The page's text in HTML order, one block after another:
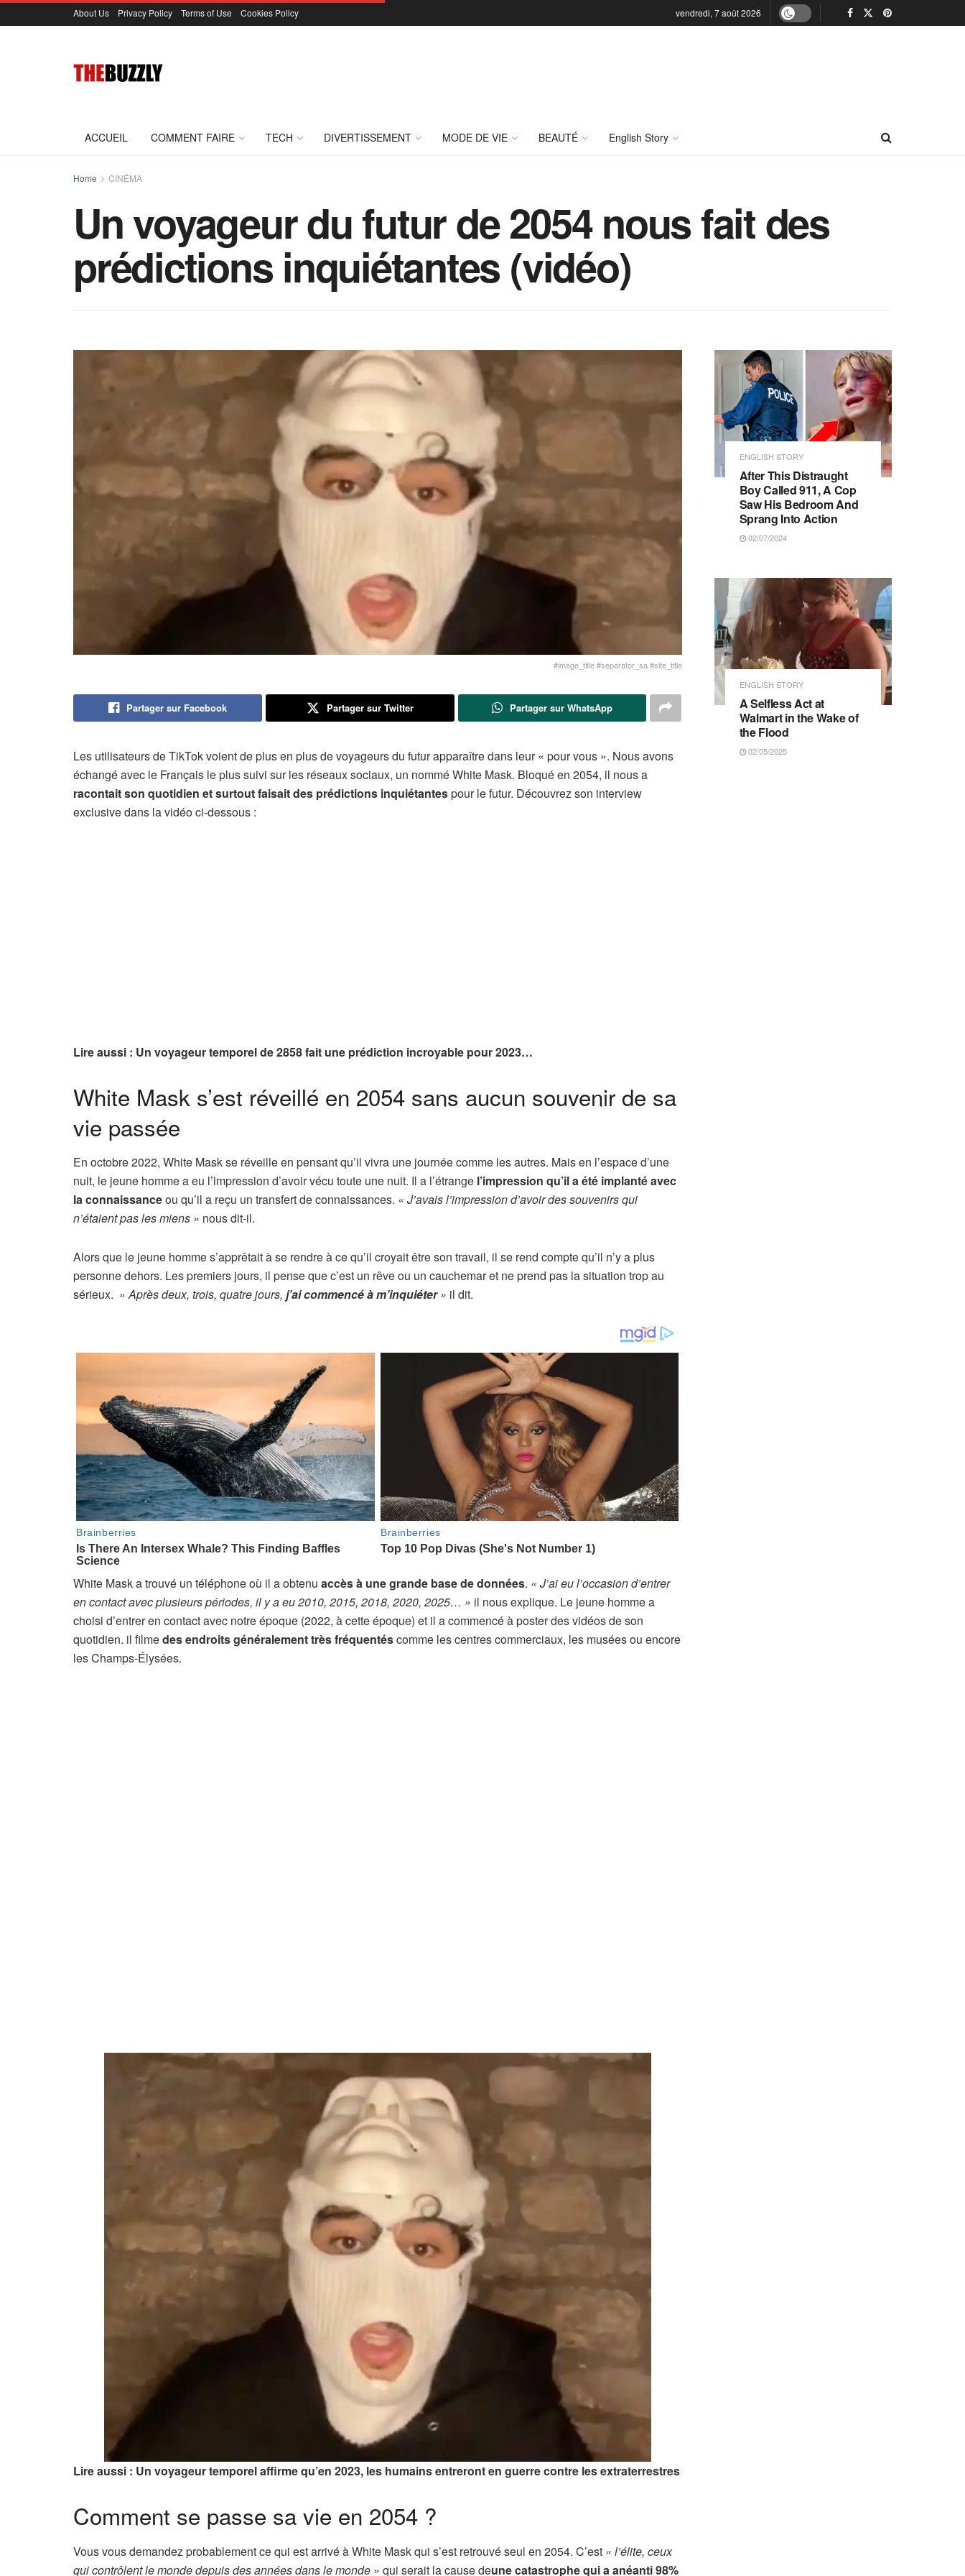
About Us Privacy Policy Terms of Use Cookies Policy vendredi, 7 août 2026
ACCUEIL COMMENT FAIRE TECH DIVERTISSEMENT MODE DE VIE BEAUTÉ English Story
Home CINÉMA
Un voyageur du futur de 2054 nous fait des
prédictions inquiétantes (vidéo)
#image_title #separator_sa #site_title
Partager sur Facebook Partager sur Twitter Partager sur WhatsApp
Les utilisateurs de TikTok voient de plus en plus de voyageurs du futur apparaître dans leur « pour vous ». Nous avons
échangé avec le Français le plus suivi sur les réseaux sociaux, un nommé White Mask. Bloqué en 2054, il nous a
racontait son quotidien et surtout faisait des prédictions inquiétantespour le futur. Découvrez son interview
exclusive dans la vidéo ci-dessous :
Lire aussi : Un voyageur temporel de 2858 fait une prédiction incroyable pour 2023…
White Mask s’est réveillé en 2054 sans aucun souvenir de sa
vie passée
En octobre 2022, White Mask se réveille en pensant qu’il vivra une journée comme les autres. Mais en l’espace d’une
nuit, le jeune homme a eu l’impression d’avoir vécu toute une nuit. Il a l’étrange l’impression qu’il a été implanté avec
la connaissanceou qu’il a reçu un transfert de connaissances. « J’avais l’impression d’avoir des souvenirs qui
n’étaient pas les miens » nous dit-il.
Alors que le jeune homme s’apprêtait à se rendre à ce qu’il croyait être son travail, il se rend compte qu’il n’y a plus
personne dehors. Les premiers jours, il pense que c’est un rêve ou un cauchemar et ne prend pas la situation trop au
sérieux. »Après deux, trois, quatre jours, j’ai commencé à m’inquiéter» il dit.
White Mask a trouvé un téléphone où il a obtenu accès à une grande base de données. « J’ai eu l’occasion d’entrer
en contact avec plusieurs périodes, il y a eu 2010, 2015, 2018, 2020, 2025… » il nous explique. Le jeune homme a
choisi d’entrer en contact avec notre époque (2022, à cette époque) et il a commencé à poster des vidéos de son
quotidien. il filmedes endroits généralement très fréquentéscomme les centres commerciaux, les musées ou encore
les Champs-Élysées.
Lire aussi : Un voyageur temporel affirme qu’en 2023, les humains entreront en guerre contre les extraterrestres
Comment se passe sa vie en 2054 ?
Vous vous demandez probablement ce qui est arrivé à White Mask qui s’est retrouvé seul en 2054. C’est « l’élite, ceux
qui contrôlent le monde depuis des années dans le monde » qui serait la cause deune catastrophe qui a anéanti 98%
ENGLISH STORY
After This Distraught
Boy Called 911, A Cop
Saw His Bedroom And
Sprang Into Action
02/07/2024
ENGLISH STORY
A Selfless Act at
Walmart in the Wake of
the Flood
02/05/2025